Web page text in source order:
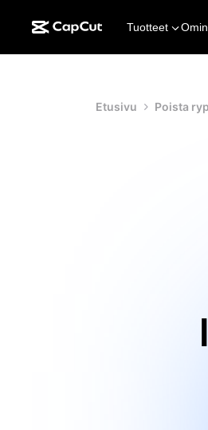
Tuotteet
Etusivu Poista